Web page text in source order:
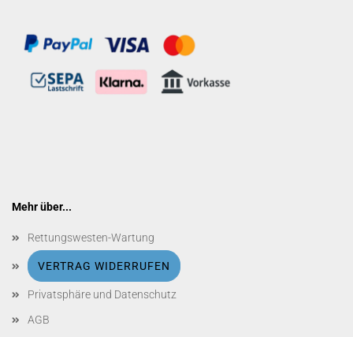
Mehr über...
Rettungswesten-Wartung
VERTRAG WIDERRUFEN
Privatsphäre und Datenschutz
AGB